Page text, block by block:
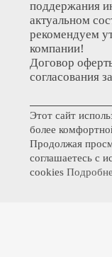
поддержания
актуальном
рекомендуем
компании!
Договор
согласования
Этот сайт
более
Продолжая
соглашаетесь с
cookies